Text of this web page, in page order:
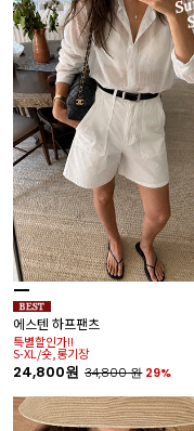
에스텐 하프팬츠
특별할인가!!
S-XL/숏,롱기장
24,800원 34,800원 29%